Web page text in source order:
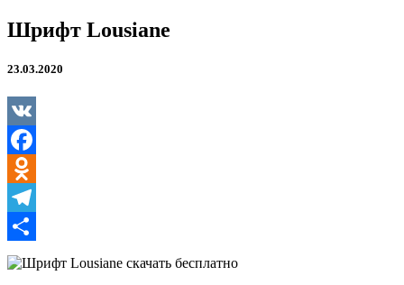
Шрифт
Lousiane
Шрифт Lousiane
23.03.2020
VK
Facebook
Odnoklassniki
Telegram
Отправить